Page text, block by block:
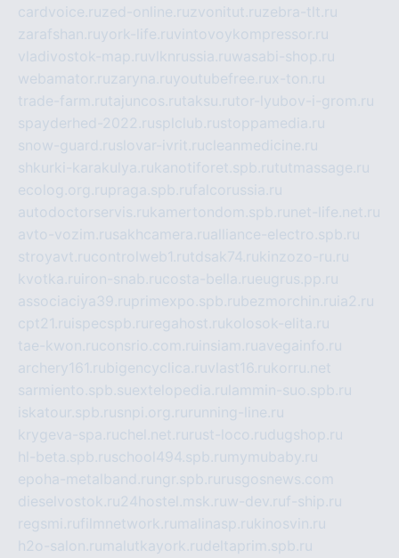
cardvoice.ruzed-online.ruzvonitut.ruzebra-tlt.ru
zarafshan.ruyork-life.ruvintovoykompressor.ru
vladivostok-map.ruvlknrussia.ruwasabi-shop.ru
webamator.ruzaryna.ruyoutubefree.rux-ton.ru
trade-farm.rutajuncos.rutaksu.rutor-lyubov-i-grom.ru
spayderhed-2022.rusplclub.rustoppamedia.ru
snow-guard.ruslovar-ivrit.rucleanmedicine.ru
shkurki-karakulya.rukanotiforet.spb.rututmassage.ru
ecolog.org.rupraga.spb.rufalcorussia.ru
autodoctorservis.rukamertondom.spb.ru net-life.net.ru
avto-vozim.rusakhcamera.rualliance-electro.spb.ru
stroyavt.rucontrolweb1.rutdsak74.rukinzozo-ru.ru
kvotka.ru iron-snab.rucosta-bella.rueugrus.pp.ru
associaciya39.ruprimexpo.spb.rubezmorchin.ru ia2.ru
cpt21.ru ispecspb.ru regahost.rukolosok-elita.ru
tae-kwon.ruconsrio.com.ru insiam.ruavegainfo.ru
archery161.rubigencyclica.ruvlast16.rukorru.net
sarmiento.spb.suextelopedia.ru lammin-suo.spb.ru
iskatour.spb.rusnpi.org.ru running-line.ru
krygeva-spa.ruchel.net.ru rust-loco.rudugshop.ru
hl-beta.spb.ruschool494.spb.ru mymubaby.ru
epoha-metalband.ru ngr.spb.ru rusgosnews.com
dieselvostok.ru24hostel.msk.ruw-dev.ruf-ship.ru
regsmi.rufilmnetwork.ru malinasp.rukinosvin.ru
h2o-salon.ru malutkayork.rudeltaprim.spb.ru